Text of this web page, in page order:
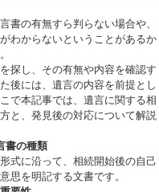
書の有無すら判らない場合や、
わからないということがあるか
探し、その有無や内容を確認す
後には、遺言の内容を前提とし
で本記事では、遺言に関する相
と、発見後の対応について解説
書の種類
式に沿って、相続開始後の自己
思を明記する文書です。